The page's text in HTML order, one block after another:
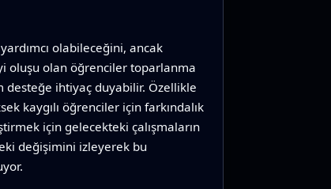
olabileceğini, ancak
oluşu olan öğrenciler toparlanma
desteğe ihtiyaç duyabilir. Özellikle
kaygılı öğrenciler için farkındalık
için gelecekteki çalışmaların
değişimini izleyerek bu